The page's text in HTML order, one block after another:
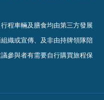
程車輛及膳食均由第三方發展
織或宣傳、及非由持牌領隊陪
參與者有需要自行購買旅程保